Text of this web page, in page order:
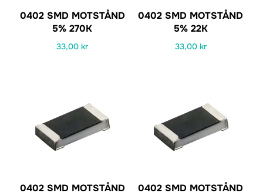
0402 SMD MOTSTÅND
5% 270K
33,00kr
0402 SMD MOTSTÅND
5% 22K
33,00 kr
0402 SMD MOTSTÅND 0402 SMD MOTSTÅND